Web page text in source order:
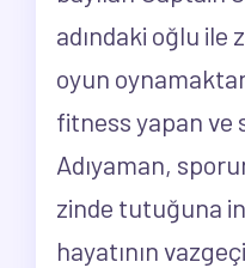
adındaki oğlu ile
oyun
fitness yapan ve
Adıyaman,
zinde tutuğuna
hayatının